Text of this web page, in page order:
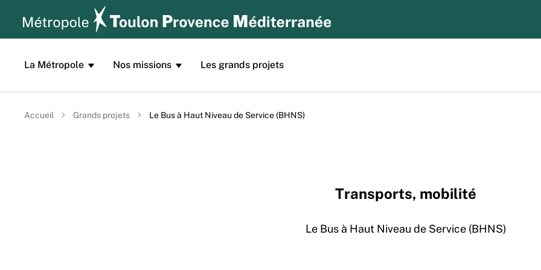
Aller au contenu principal
La Métropole Nos missions Les grands projets
Accueil Grands projets Le Bus à Haut Niveau de Service (BHNS)
Transports, mobilité
Le Bus à Haut Niveau de Service (BHNS)
Panneau de gestion des cookies